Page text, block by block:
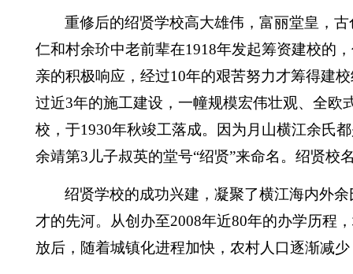
重修后的绍贤学校高大雄伟，富丽堂皇，
仁和村余玠中老前辈在1918年发起筹资建校的
亲的积极响应，经过10年的艰苦努力才筹得建
过近3年的施工建设，一幢规模宏伟壮观、全欧
校，于1930年秋竣工落成。因为月山横江余氏
余靖第3 儿子叔英的堂号“绍贤”来命名。绍贤
绍贤学校的成功兴建，凝聚了横江海内外
才的先河。从创办至2008年近80年的办学历程
放后，随着城镇化进程加快，农村人口逐渐减